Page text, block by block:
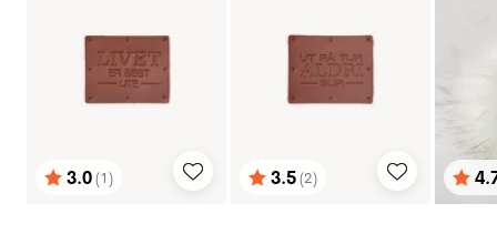
Betyg:
3.0(1)
utav 5 stjärnor Betyg:
3.5(2)
utav 5 stjärnor utav